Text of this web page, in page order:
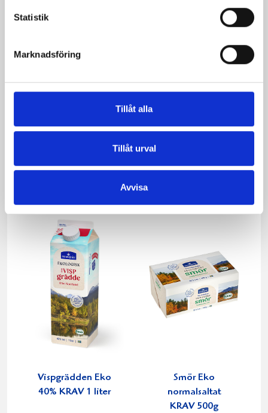
Statistik
Marknadsföring
Tillåt alla
Tillåt urval
Avvisa
1000g
1000g
Vispgrädden Eko
40% KRAV 1 liter
Smör Eko
normalsaltat
KRAV 500g